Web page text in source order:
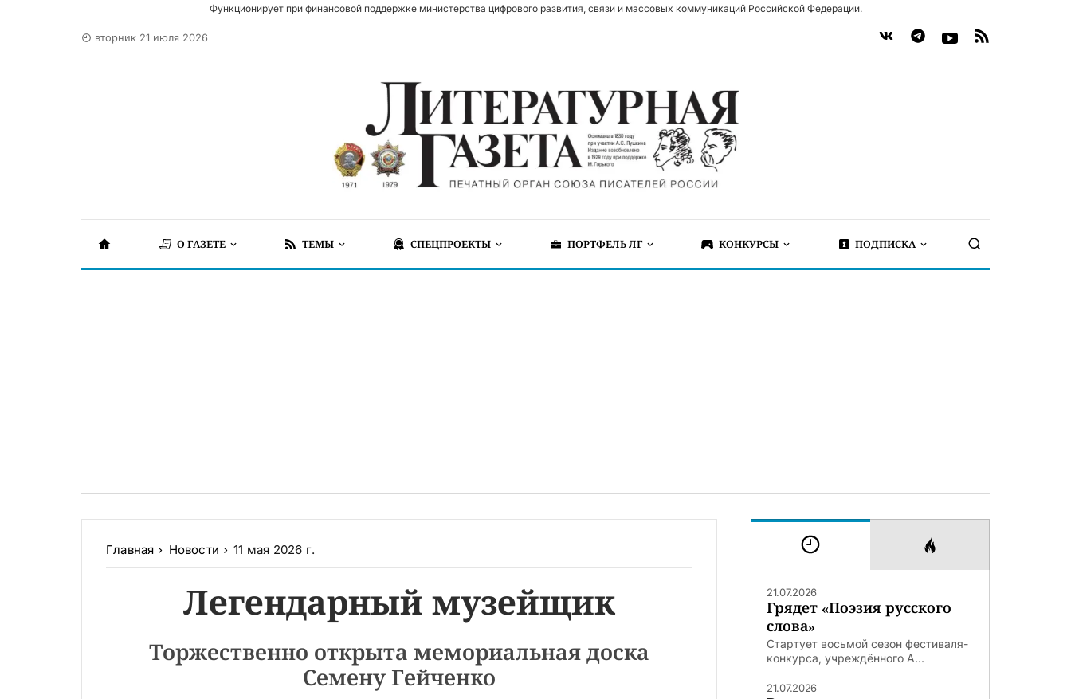
Функционирует при финансовой поддержке министерства цифрового развития, связи и массовых коммуникаций Российской Федерации.
вторник 21 июля 2026
О ГАЗЕТЕ ТЕМЫ СПЕЦПРОЕКТЫ ПОРТФЕЛЬ ЛГ КОНКУРСЫ ПОДПИСКА
Главная Новости 11 мая 2026 г.
Легендарный музейщик
Торжественно открыта мемориальная доска
Семену Гейченко
21.07.2026
Грядет «Поэзия русского
слова»
Стартует восьмой сезон фестиваля-
конкурса, учреждённого А...
21.07.2026